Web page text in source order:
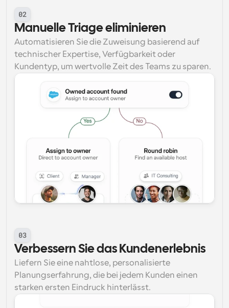
02
Manuelle Triage eliminieren
Automatisieren Sie die Zuweisung basierend auf
technischer Expertise, Verfügbarkeit oder
Kundentyp, um wertvolle Zeit des Teams zu sparen.
03
Verbessern Sie das Kundenerlebnis
Liefern Sie eine nahtlose, personalisierte
Planungserfahrung, die bei jedem Kunden einen
starken ersten Eindruck hinterlässt.